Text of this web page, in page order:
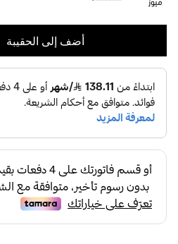
ميوز
أضف إلى الحقيبة